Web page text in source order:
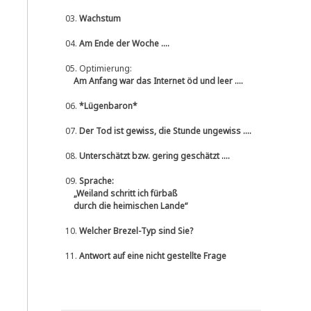
03. Wachstum
04. Am Ende der Woche ....
05. Optimierung:
Am Anfang war das Internet öd und leer ....
06. *Lügenbaron*
07. Der Tod ist gewiss, die Stunde ungewiss ....
08. Unterschätzt bzw. gering geschätzt ....
09. Sprache:
„Weiland schritt ich fürbaß
durch die heimischen Lande“
10. Welcher Brezel-Typ sind Sie?
11. Antwort auf eine nicht gestellte Frage